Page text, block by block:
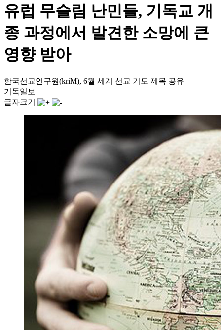
유럽 무슬림 난민들, 기독교 개
종 과정에서 발견한 소망에 큰
영향 받아
한국선교연구원(kriM), 6월 세계 선교 기도 제목 공유
기독일보
글자크기